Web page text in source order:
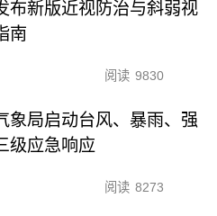
布新版近视防治与斜弱视
南
阅读 9830
象局启动台风、暴雨、强
级应急响应
阅读 8273